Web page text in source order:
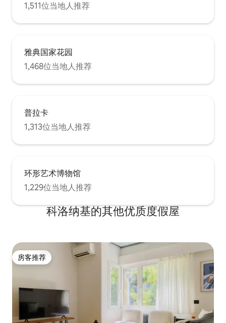
1,511位当地人推荐
雅典国家花园
1,468位当地人推荐
普拉卡
1,313位当地人推荐
环形艺术博物馆
1,229位当地人推荐
科洛纳基的其他优质度假屋
房客推荐
房客推荐